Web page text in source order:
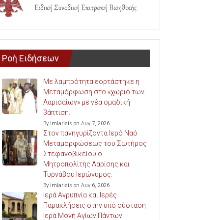
Ροή Ειδήσεων
Με λαμπρότητα εορτάστηκε η
Μεταμόρφωση στο «χωριό των
Λαρισαίων» με νέα ομαδική
βάπτιση.
By imlarisis on Αυγ 7, 2026
Στον πανηγυρίζοντα Ιερό Ναό
Μεταμορφώσεως του Σωτήρος
Στεφανοβικείου ο
Μητροπολίτης Λαρίσης και
Τυρνάβου Ιερώνυμος.
By imlarisis on Αυγ 6, 2026
Ιερά Αγρυπνία και Ιερές
Παρακλήσεις στην υπό σύσταση
Ιερά Μονή Αγίων Πάντων